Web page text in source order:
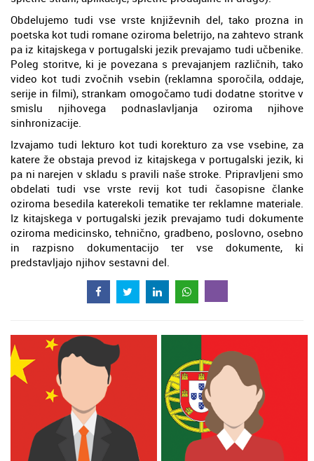
Obdelujemo tudi vse vrste književnih del, tako prozna in
poetska kot tudi romane oziroma beletrijo, na zahtevo strank
pa iz kitajskega v portugalski jezik prevajamo tudi učbenike.
Poleg storitve, ki je povezana s prevajanjem različnih, tako
video kot tudi zvočnih vsebin (reklamna sporočila, oddaje,
serije in filmi), strankam omogočamo tudi dodatne storitve v
smislu njihovega podnaslavljanja oziroma njihove
sinhronizacije.
Izvajamo tudi lekturo kot tudi korekturo za vse vsebine, za
katere že obstaja prevod iz kitajskega v portugalski jezik, ki
pa ni narejen v skladu s pravili naše stroke. Pripravljeni smo
obdelati tudi vse vrste revij kot tudi časopisne članke
oziroma besedila katerekoli tematike ter reklamne materiale.
Iz kitajskega v portugalski jezik prevajamo tudi dokumente
oziroma medicinsko, tehnično, gradbeno, poslovno, osebno
in razpisno dokumentacijo ter vse dokumente, ki
predstavljajo njihov sestavni del.